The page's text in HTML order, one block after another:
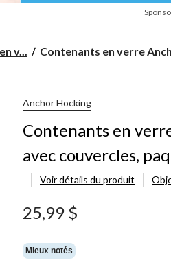
v...
Contenants
Hocking
couvercles,
2
Contenants en verre
Anchor Hocking
Contenants en
avec couvercles,
Voir détails du produit
25,99 $
Mieux notés